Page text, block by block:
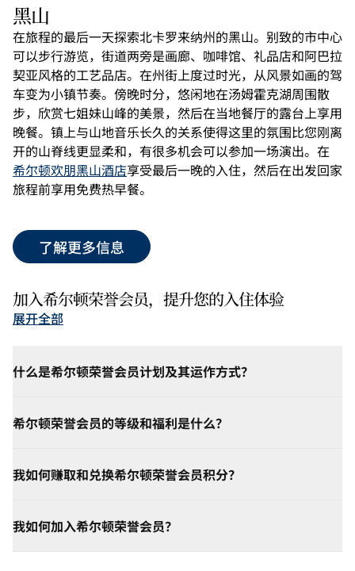
黑山
在旅程的最后一天探索北卡罗来纳州的黑山。别致的市中心
可以步行游览，街道两旁是画廊、咖啡馆、礼品店和阿巴拉
契亚风格的工艺品店。在州街上度过时光，从风景如画的驾
车变为小镇节奏。傍晚时分，悠闲地在汤姆霍克湖周围散
步，欣赏七姐妹山峰的美景，然后在当地餐厅的露台上享用
晚餐。镇上与山地音乐长久的关系使得这里的氛围比您刚离
开的山脊线更显柔和，有很多机会可以参加一场演出。在
希尔顿欢朋黑山酒店享受最后一晚的入住，然后在出发回家
旅程前享用免费热早餐。
了解更多信息
加入希尔顿荣誉会员，提升您的入住体验
展开全部
什么是希尔顿荣誉会员计划及其运作方式？
希尔顿荣誉会员的等级和福利是什么？
我如何赚取和兑换希尔顿荣誉会员积分？
我如何加入希尔顿荣誉会员？